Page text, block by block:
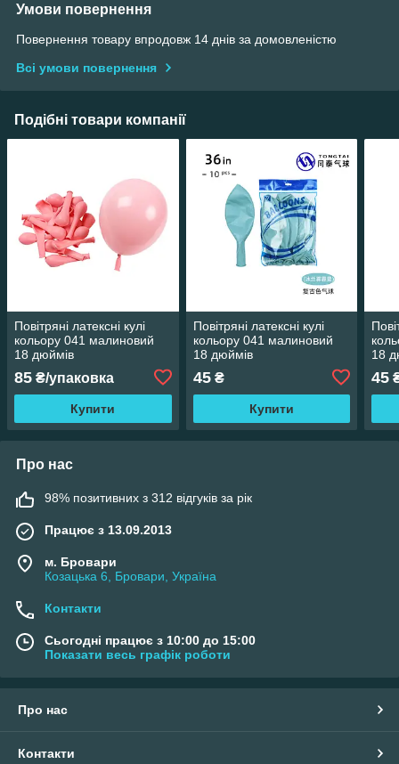
Умови повернення
Повернення товару впродовж 14 днів за домовленістю
Всі умови повернення
Подібні товари компанії
Повітряні латексні кулі
кольору 041 малиновий
18 дюймів
85 ₴/упаковка
Купити
Повітряні латексні кулі
кольору 041 малиновий
18 дюймів
45₴
Купити
18
45
Про нас
98% позитивних з 312 відгуків за рік
Працює з 13.09.2013
м. Бровари
Козацька 6, Бровари, Україна
Контакти
Сьогодні працює з 10:00 до 15:00
Показати весь графік роботи
Про нас
Контакти